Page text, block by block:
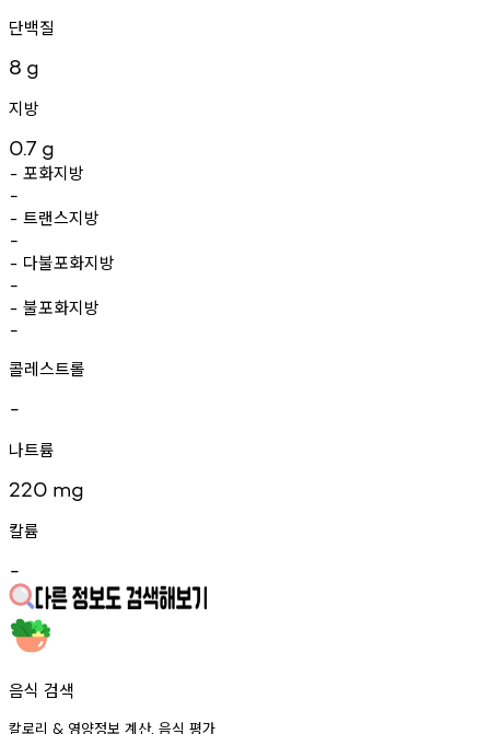
단백질
8 g
지방
0.7 g
- 포화지방
-
- 트랜스지방
-
- 다불포화지방
-
- 불포화지방
-
콜레스트롤
-
나트륨
220 mg
칼륨
-
음식 검색
칼로리 & 영양정보 계산, 음식 평가